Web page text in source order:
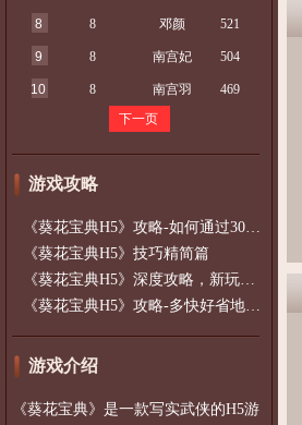
8 8 邓颜 521
9 8 南宫妃 504
10 8 南宫羽
469
下一页
游戏攻略
《葵花宝典H5》攻略-如何通过300以上的
《葵花宝典H5》技巧精简篇
《葵花宝典H5》深度攻略，新玩家必看~~
《葵花宝典H5》攻略-多快好省地升级升战
游戏介绍
《葵花宝典》是一款写实武侠的H5游